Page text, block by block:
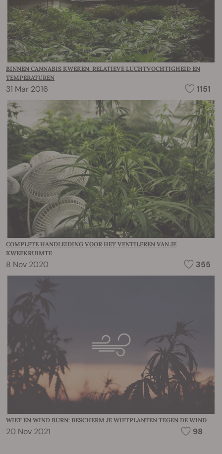
BINNEN CANNABIS KWEKEN: RELATIEVE LUCHTVOCHTIGHEID EN
TEMPERATUREN
31 Mar 2016 1151
COMPLETE HANDLEIDING VOOR HET VENTILEREN VAN JE
KWEEKRUIMTE
8 Nov 2020 355
WIET EN WIND BURN: BESCHERM JE WIETPLANTEN TEGEN DE WIND
20 Nov 2021 98